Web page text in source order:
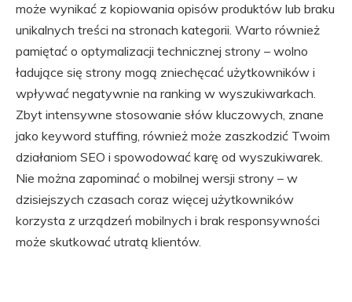
może wynikać z kopiowania opisów produktów lub braku
unikalnych treści na stronach kategorii. Warto również
pamiętać o optymalizacji technicznej strony – wolno
ładujące się strony mogą zniechęcać użytkowników i
wpływać negatywnie na ranking w wyszukiwarkach.
Zbyt intensywne stosowanie słów kluczowych, znane
jako keyword stuffing, również może zaszkodzić Twoim
działaniom SEO i spowodować karę od wyszukiwarek.
Nie można zapominać o mobilnej wersji strony – w
dzisiejszych czasach coraz więcej użytkowników
korzysta z urządzeń mobilnych i brak responsywności
może skutkować utratą klientów.